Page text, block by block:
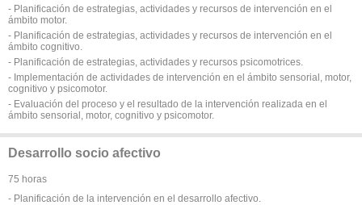
- Planificación de estrategias, actividades y recursos de intervención en el
ámbito motor.
- Planificación de estrategias, actividades y recursos de intervención en el
ámbito cognitivo.
- Planificación de estrategias, actividades y recursos psicomotrices.
- Implementación de actividades de intervención en el ámbito sensorial, motor,
cognitivo y psicomotor.
- Evaluación del proceso y el resultado de la intervención realizada en el
ámbito sensorial, motor, cognitivo y psicomotor.
Desarrollo socio afectivo
75 horas
- Planificación de la intervención en el desarrollo afectivo.